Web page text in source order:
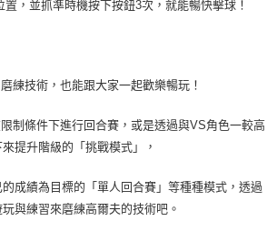
置，並抓準時機按下按鈕3次，就能暢快擊球！
練技術，也能跟大家一起歡樂暢玩！
制條件下進行回合賽，或是透過與VS角色一較高
來提升階級的「挑戰模式」，
成績為目標的「單人回合賽」等種種模式，透過
玩與練習來磨練高爾夫的技術吧。